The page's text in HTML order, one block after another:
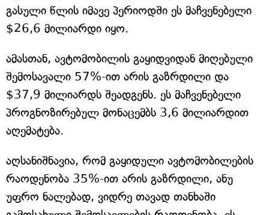
გასული წლის იმავე პერიოდში ეს მაჩვენებელი
$26,6 მილიარდი იყო.
ამასთან, ავტომობილის გაყიდვიდან მიღებული
შემოსავალი 57%-ით არის გაზრდილი და
$37,9 მილიარდს შეადგენს. ეს მაჩვენებელი
პროგნოზირებულ მონაცემბს 3,6 მილიარდით
აღემატება.
აღსანიშნავია, რომ გაყიდული ავტომობილების
რაოდენობა 35%-ით არის გაზრდილი, ანუ
უფრო ნალებად, ვიდრე თავად თანხაში